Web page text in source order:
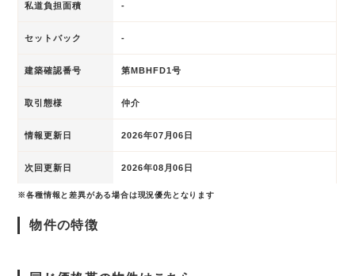
私道負担面積 -
セットバック -
建築確認番号 第MBHFD1号
取引態様 仲介
情報更新日 2026年07月06日
次回更新日 2026年08月06日
※各種情報と差異がある場合は現況優先となります
物件の特徴